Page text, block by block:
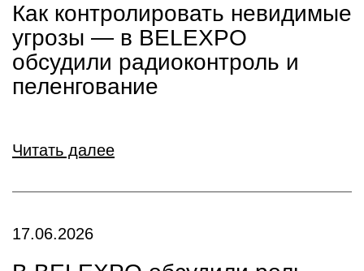
Как контролировать невидимые
угрозы — в BELEXPO
обсудили радиоконтроль и
пеленгование
Читать далее
17.06.2026